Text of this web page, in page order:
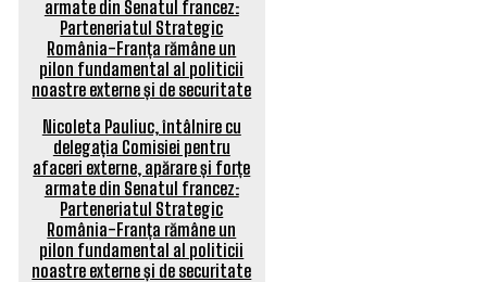
Nicoleta Pauliuc, întâlnire cu
delegația Comisiei pentru
afaceri externe, apărare și forțe
armate din Senatul francez:
Parteneriatul Strategic
România-Franța rămâne un
pilon fundamental al politicii
noastre externe și de securitate